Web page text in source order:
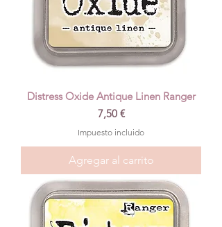
Distress Oxide Antique Linen Ranger
Precio
7,50 €
Impuesto incluido
Agregar al carrito